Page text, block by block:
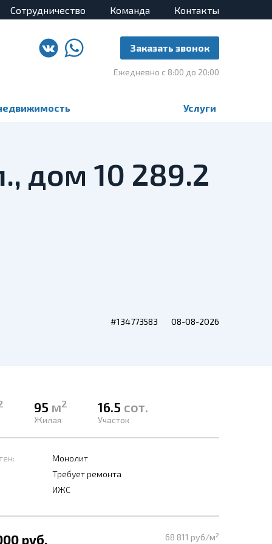
Сотрудничество Команда Контакты
Заказать звонок
Ежедневно с 8:00 до 20:00
Услуги
дом 10 289.2
#134773583 08-08-2026
95 м2
Жилая
16.5 сот.
Участок
Монолит
Требует ремонта
ИЖС
руб. 68 811 руб/м2